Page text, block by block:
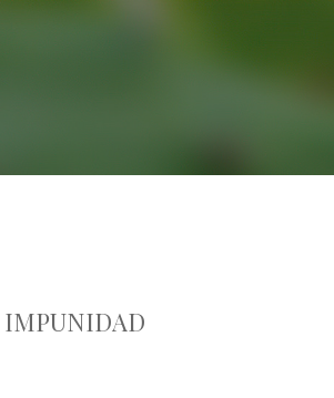
IMPUNIDAD